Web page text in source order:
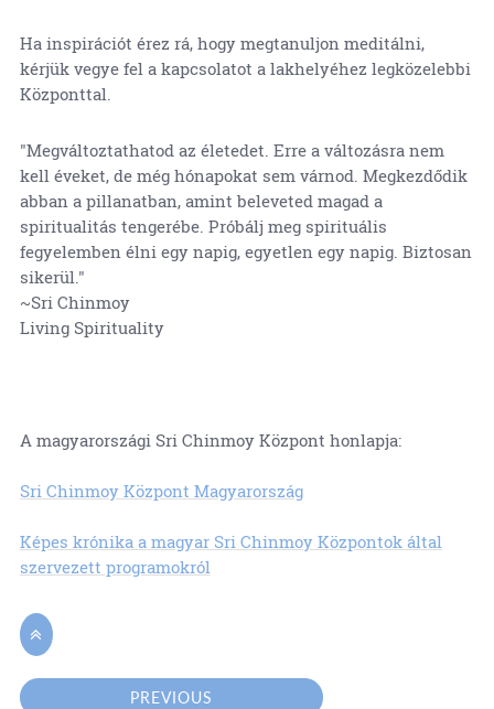
Ha inspirációt érez rá, hogy megtanuljon meditálni,
kérjük vegye fel a kapcsolatot a lakhelyéhez legközelebbi
Központtal.
"Megváltoztathatod az életedet. Erre a változásra nem
kell éveket, de még hónapokat sem várnod. Megkezdődik
abban a pillanatban, amint beleveted magad a
spiritualitás tengerébe. Próbálj meg spirituális
fegyelemben élni egy napig, egyetlen egy napig. Biztosan
sikerül."
~Sri Chinmoy
Living Spirituality
A magyarországi Sri Chinmoy Központ honlapja:
Sri Chinmoy Központ Magyarország
Képes krónika a magyar Sri Chinmoy Központok által
szervezett programokról

PREVIOUS